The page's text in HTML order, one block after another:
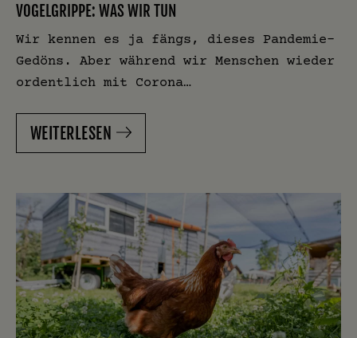
VOGELGRIPPE: WAS WIR TUN
Wir kennen es ja fängs, dieses Pandemie-
Gedöns. Aber während wir Menschen wieder
ordentlich mit Corona…
WEITERLESEN